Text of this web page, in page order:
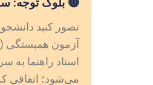
تصور کنید
می‌شود؛ اتفاقی